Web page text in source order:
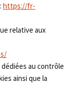
https://fr-
relative aux
au contrôle
ainsi que la